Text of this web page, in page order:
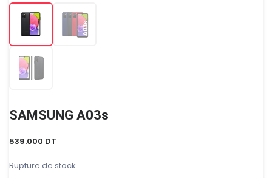
SAMSUNG A03s
539.000 DT
Rupture de stock